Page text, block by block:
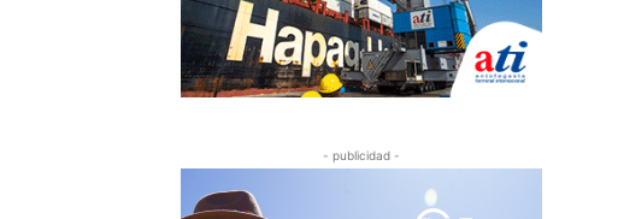
- publicidad -